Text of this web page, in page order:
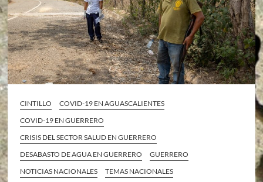
CINTILLO
COVID-19 EN AGUASCALIENTES
COVID-19 EN GUERRERO
CRISIS DEL SECTOR SALUD EN GUERRERO
DESABASTO DE AGUA EN GUERRERO
GUERRERO
NOTICIAS NACIONALES
TEMAS NACIONALES